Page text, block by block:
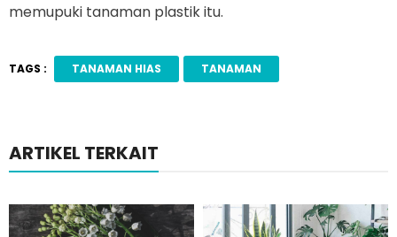
memupuki tanaman plastik itu.
TAGS : TANAMAN HIAS TANAMAN
ARTIKEL TERKAIT